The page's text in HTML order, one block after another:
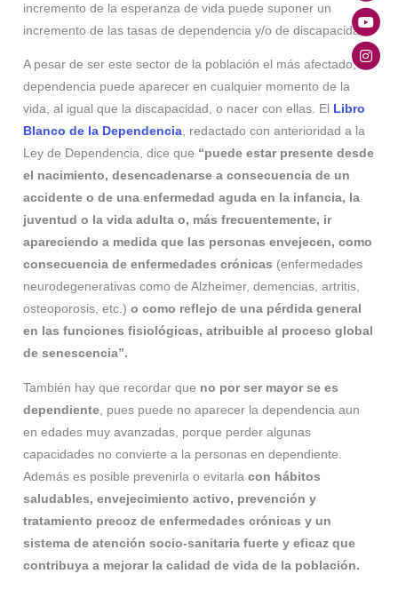
incremento de la esperanza de vida puede suponer un
incremento de las tasas de dependencia y/o de discapacidad.
A pesar de ser este sector de la población el más afectado, la
dependencia puede aparecer en cualquier momento de la
vida, al igual que la discapacidad, o nacer con ellas. El
Libro
Blanco de la Dependencia, redactado con anterioridad a la
Ley de Dependencia, dice que “puede estar presente desde
el nacimiento, desencadenarse a consecuencia de un
accidente o de una enfermedad aguda en la infancia, la
juventud o la vida adulta o, más frecuentemente, ir
apareciendo a medida que las personas envejecen, como
consecuencia de enfermedades crónicas (enfermedades
neurodegenerativas como de Alzheimer, demencias, artritis,
osteoporosis, etc.) o como reflejo de una pérdida general
en las funciones fisiológicas, atribuible al proceso global
de senescencia”.
También hay que recordar que no por ser mayor se es
dependiente, pues puede no aparecer la dependencia aun
en edades muy avanzadas, porque perder algunas
capacidades no convierte a la personas en dependiente.
Además es posible prevenirla o evitarla con hábitos
saludables, envejecimiento activo, prevención y
tratamiento precoz de enfermedades crónicas y un
sistema de atención socio-sanitaria fuerte y eficaz que
contribuya a mejorar la calidad de vida de la población.